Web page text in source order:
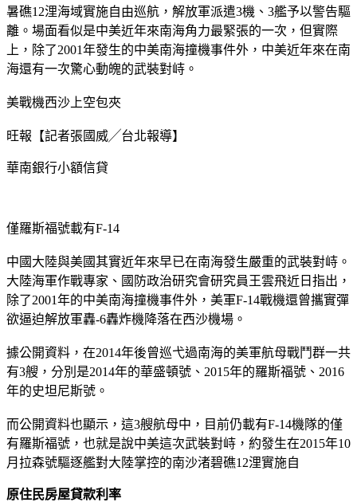
暑礁12浬海域實施自由巡航，解放軍派遣3機、3艦予以警告驅
離。場面看似是中美近年來南海角力最緊張的一次，但實際
上，除了2001年發生的中美南海撞機事件外，中美近年來在南
海還有一次驚心動魄的武裝對峙。
美戰機西沙上空包夾
旺報【記者張國威╱台北報導】
華南銀行小額信貸
僅羅斯福號載有F-14
中國大陸與美國其實近年來早已在南海發生嚴重的武裝對峙。
大陸海軍作戰專家、國防政治研究會研究員王雲飛近日指出，
除了2001年的中美南海撞機事件外，美軍F-14戰機還曾攜實彈
欲逼迫解放軍轟-6轟炸機降落在西沙機場。
據公開資料，在2014年後曾巡弋過南海的美軍航母戰鬥群一共
有3艘，分別是2014年的華盛頓號、2015年的羅斯福號、2016
年的史坦尼斯號。
而公開資料也顯示，這3艘航母中，目前仍載有F-14機隊的僅
有羅斯福號，也就是說中美這次武裝對峙，約發生在2015年10
月拉森號驅逐艦對大陸掌控的南沙渚碧礁12浬實施自
原住民房屋貸款利率